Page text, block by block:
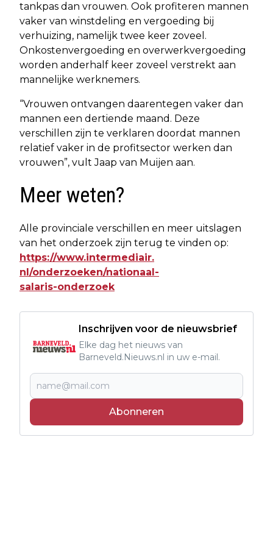
tankpas dan vrouwen. Ook profiteren mannen
vaker van winstdeling en vergoeding bij
verhuizing, namelijk twee keer zoveel.
Onkostenvergoeding en overwerkvergoeding
worden anderhalf keer zoveel verstrekt aan
mannelijke werknemers.
“Vrouwen ontvangen daarentegen vaker dan
mannen een dertiende maand. Deze
verschillen zijn te verklaren doordat mannen
relatief vaker in de profitsector werken dan
vrouwen”, vult Jaap van Muijen aan.
Meer weten?
Alle provinciale verschillen en meer uitslagen
van het onderzoek zijn terug te vinden op:
https://www.intermediair.
nl/onderzoeken/nationaal-
salaris-onderzoek
Inschrijven voor de nieuwsbrief
Elke dag het nieuws van
Barneveld.Nieuws.nl in uw e-mail.
Abonneren